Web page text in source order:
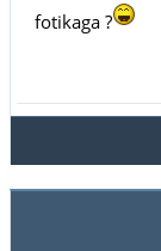
fotikaga ?